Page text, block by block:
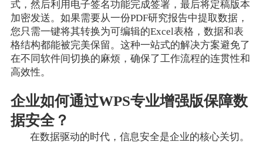
式，然后利用电子签名功能完成签署，最后将定稿版本
加密发送。如果需要从一份PDF研究报告中提取数据，
您只需一键将其转换为可编辑的Excel表格，数据和表
格结构都能被完美保留。这种一站式的解决方案避免了
在不同软件间切换的麻烦，确保了工作流程的连贯性和
高效性。
企业如何通过WPS专业增强版保障数
据安全？
在数据驱动的时代，信息安全是企业的核心关切。